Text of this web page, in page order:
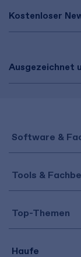
Kostenloser
Ausgezeichnet
Software &
Tools &
Top-Themen
Haufe